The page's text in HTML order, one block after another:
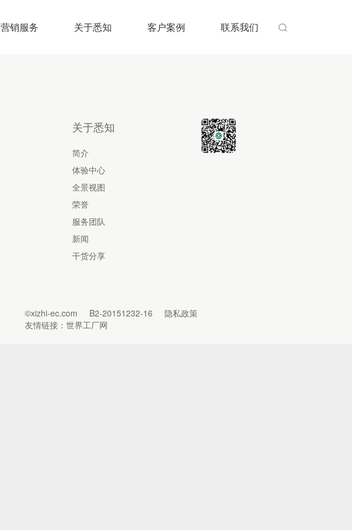
营销服务 关于悉知 客户案例 联系我们 
关于悉知
简介
体验中心
全景视图
荣誉
服务团队
新闻
干货分享
©xizhi-ec.com B2-20151232-16
隐私政策
友情链接： 世界工厂网